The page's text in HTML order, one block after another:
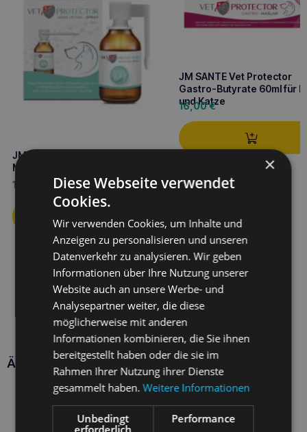
JM SANTE Vet Protector 30ml
Mundspülung
16,10
JM SANTE Vet Protector
Gastro-Butyrate 60ml für
und Katze
16,00€
Ähnliche Produkte
×
Diese Webseite verwendet
Cookies.
Wir verwenden Cookies, um Inhalte und
Anzeigen zu personalisieren und unseren
Datenverkehr zu analysieren. Wir geben
Informationen über Ihre Nutzung unserer
Website auch an unsere Werbe- und
Analysepartner weiter, die diese
möglicherweise mit anderen
Informationen kombinieren, die Sie ihnen
bereitgestellt haben oder die sie im
Rahmen Ihrer Nutzung ihrer Dienste
gesammelt haben.Weitere Informationen
Unbedingt
erforderlich
Performance